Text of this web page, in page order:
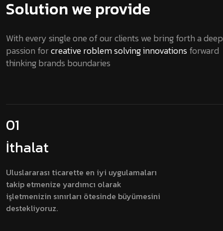
Solution we provide
With every single one of our clients we bring forth a deep
passion forcreative roblem solving innovationsforward
thinking brands boundaries
01
İthalat
Uluslararası ticarette en iyi uygulamaları
takip etmenize yardımcı olarak
işletmenizin sınırları ötesinde büyümesini
destekliyoruz.